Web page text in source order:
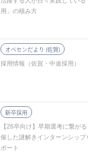
用」の積み方
オペセンだより (佐賀)
採用情報（佐賀・中途採用）
新卒採用
【26卒向け】早期選考に繋が
催した謎解きインターンシップ
ポート